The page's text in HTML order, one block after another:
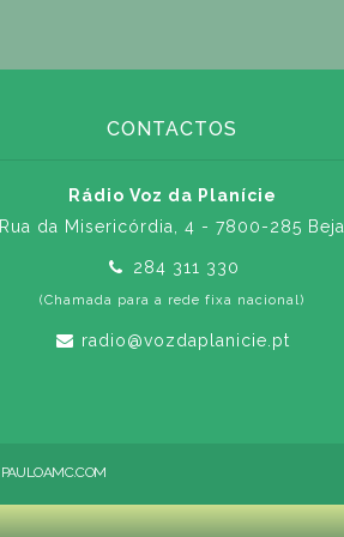
CONTACTOS
Rádio Voz da Planície
Rua da Misericórdia, 4 - 7800-285 Beja
284 311 330
(Chamada para a rede fixa nacional)
radio@vozdaplanicie.pt
PAULOAMC.COM